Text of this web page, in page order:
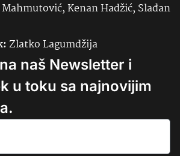
Kenan Hadžić, Slađan
Zlatko Lagumdžija
naš Newsletter i
u toku sa najnovijim